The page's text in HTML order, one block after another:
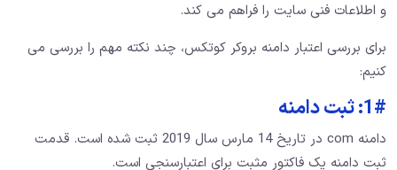
و اطلاعات فنی سایت را فراهم می کند.
برای بررسی اعتبار دامنه بروکر کوتکس، چند نکته مهم را بررسی می
کنیم:
1#: ثبت دامنه
دامنه com در تاریخ 14 مارس سال 2019 ثبت شده است. قدمت
ثبت دامنه یک فاکتور مثبت برای اعتبارسنجی است.